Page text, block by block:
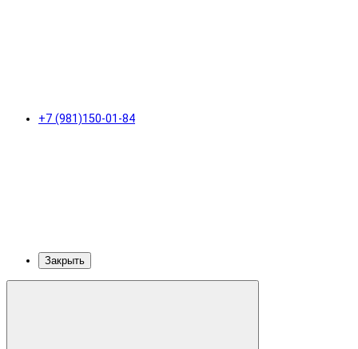
+7 (981)150-01-84
Закрыть